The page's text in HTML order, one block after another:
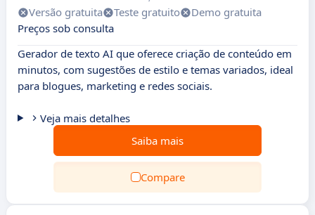
Versão gratuita Teste gratuito
Demo gratuita
Preços sob consulta
Gerador de texto AI que oferece criação de conteúdo em
minutos, com sugestões de estilo e temas variados, ideal
para blogues, marketing e redes sociais.
Veja mais detalhes
Saiba mais
Compare